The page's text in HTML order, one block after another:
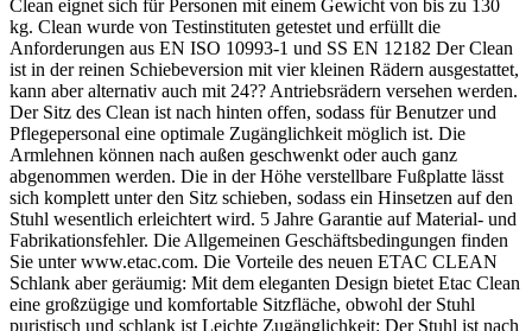
Clean eignet sich für Personen mit einem Gewicht von bis zu 130
kg. Clean wurde von Testinstituten getestet und erfüllt die
Anforderungen aus EN ISO 10993-1 und SS EN 12182 Der Clean
ist in der reinen Schiebeversion mit vier kleinen Rädern ausgestattet,
kann aber alternativ auch mit 24?? Antriebsrädern versehen werden.
Der Sitz des Clean ist nach hinten offen, sodass für Benutzer und
Pflegepersonal eine optimale Zugänglichkeit möglich ist. Die
Armlehnen können nach außen geschwenkt oder auch ganz
abgenommen werden. Die in der Höhe verstellbare Fußplatte lässt
sich komplett unter den Sitz schieben, sodass ein Hinsetzen auf den
Stuhl wesentlich erleichtert wird. 5 Jahre Garantie auf Material- und
Fabrikationsfehler. Die Allgemeinen Geschäftsbedingungen finden
Sie unter www.etac.com. Die Vorteile des neuen ETAC CLEAN
Schlank aber geräumig: Mit dem eleganten Design bietet Etac Clean
eine großzügige und komfortable Sitzfläche, obwohl der Stuhl
puristisch und schlank ist Leichte Zugänglichkeit: Der Stuhl ist nach